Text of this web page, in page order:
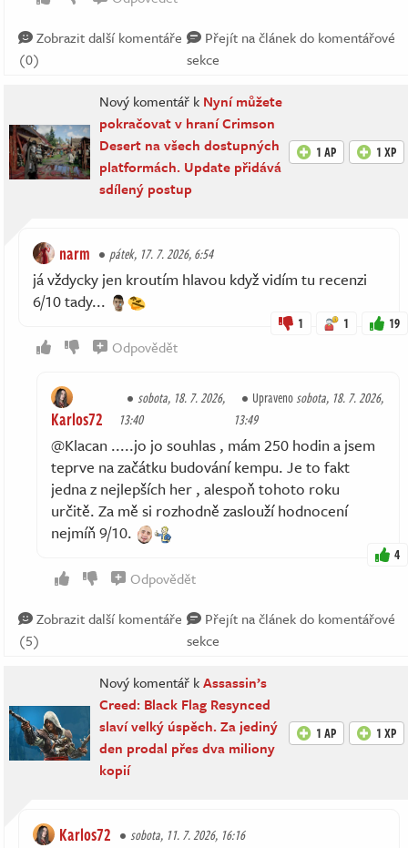
Zobrazit další komentáře
(0)
Přejít na článek do komentářové
sekce
Nový komentář k Nyní můžete
pokračovat v hraní Crimson
Desert na všech dostupných
platformách. Update přidává
sdílený postup
1 AP 1 XP
narm pátek, 17. 7. 2026, 6:54
já vždycky jen kroutím hlavou když vidím tu recenzi
6/10 tady...
1 1 19
Odpovědět
Karlos72
sobota, 18. 7. 2026,
13:40
Upravenosobota, 18. 7. 2026,
13:49
@Klacan .....jo jo souhlas , mám 250 hodin a jsem
teprve na začátku budování kempu. Je to fakt
jedna z nejlepších her , alespoň tohoto roku
určitě. Za mě si rozhodně zaslouží hodnocení
nejmíň 9/10.
4
Odpovědět
Zobrazit další komentáře
(5)
Přejít na článek do komentářové
sekce
Nový komentář kAssassin’s
Creed: Black Flag Resynced
slaví velký úspěch. Za jediný
den prodal přes dva miliony
kopií
1 AP 1 XP
Karlos72 sobota, 11. 7. 2026, 16:16